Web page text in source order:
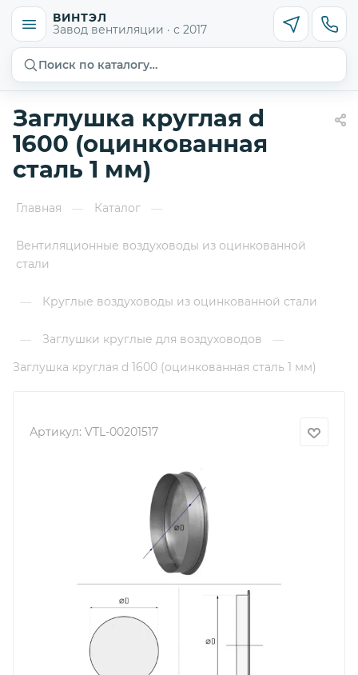
ВИНТЭЛ
Завод вентиляции · с 2017
Поиск по каталогу…
Заглушка круглая d
1600 (оцинкованная
сталь 1 мм)
Главная — Каталог —
Вентиляционные воздуховоды из оцинкованной
стали
— Круглые воздуховоды из оцинкованной стали
— Заглушки круглые для воздуховодов
—
Заглушка круглая d 1600 (оцинкованная сталь 1 мм)
Артикул: VTL-00201517